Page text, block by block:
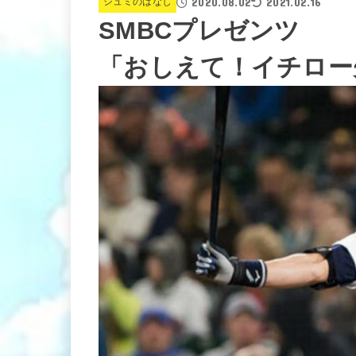
SMBCプレゼンツ
「おしえて！イチロ